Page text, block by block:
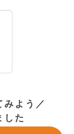
みよう／
した